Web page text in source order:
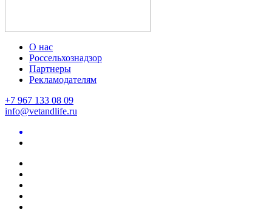
О нас
Россельхознадзор
Партнеры
Рекламодателям
+7 967 133 08 09
info@vetandlife.ru